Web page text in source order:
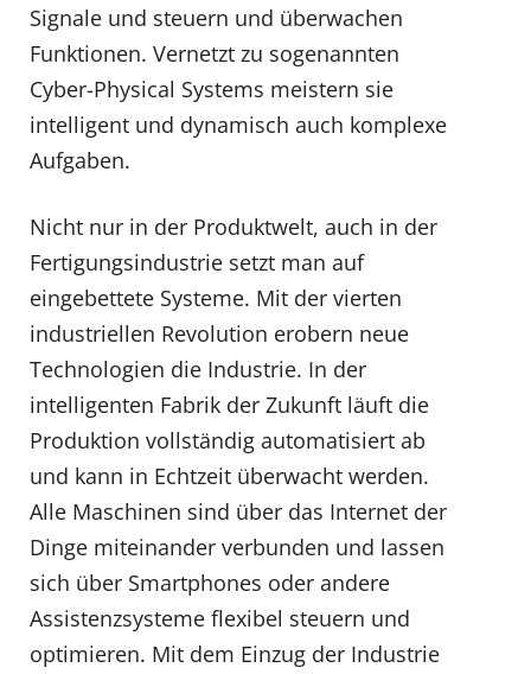
Signale und steuern und überwachen
Funktionen. Vernetzt zu sogenannten
Cyber-Physical Systems meistern sie
intelligent und dynamisch auch komplexe
Aufgaben.
Nicht nur in der Produktwelt, auch in der
Fertigungsindustrie setzt man auf
eingebettete Systeme. Mit der vierten
industriellen Revolution erobern neue
Technologien die Industrie. In der
intelligenten Fabrik der Zukunft läuft die
Produktion vollständig automatisiert ab
und kann in Echtzeit überwacht werden.
Alle Maschinen sind über das Internet der
Dinge miteinander verbunden und lassen
sich über Smartphones oder andere
Assistenzsysteme flexibel steuern und
optimieren. Mit dem Einzug der Industrie